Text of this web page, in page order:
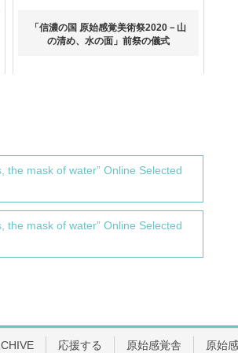
「信濃の国 原始感覚美術祭2020－山
の清め、水の面」前祭の儀式
the mask of water” Online Selected
the mask of water” Online Selected
応援する 原始感覚舎 原始